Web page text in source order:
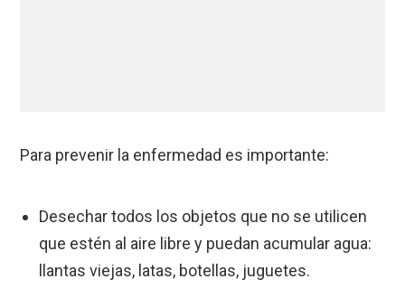
Para prevenir la enfermedad es importante:
Desechar todos los objetos que no se utilicen
que estén al aire libre y puedan acumular agua:
llantas viejas, latas, botellas, juguetes.